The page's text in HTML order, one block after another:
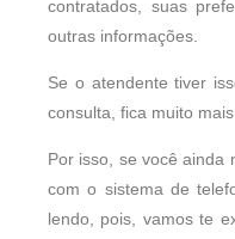
contratados, suas
outras informações.
Se o atendente tiver
consulta, fica muito
Por isso, se você ainda
com o sistema de
lendo, pois, vamos te